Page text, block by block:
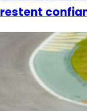
restent